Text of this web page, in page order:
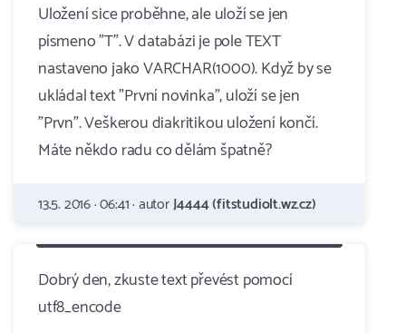
Uložení sice proběhne, ale uloží se jen
písmeno "T". V databázi je pole TEXT
nastaveno jako VARCHAR(1000). Když by se
ukládal text "První novinka", uloží se jen
"Prvn". Veškerou diakritikou uložení končí.
Máte někdo radu co dělám špatně?
13.5. 2016 · 06:41 · autorJ4444 (fitstudiolt.wz.cz)
Dobrý den, zkuste text převést pomocí
utf8_encode